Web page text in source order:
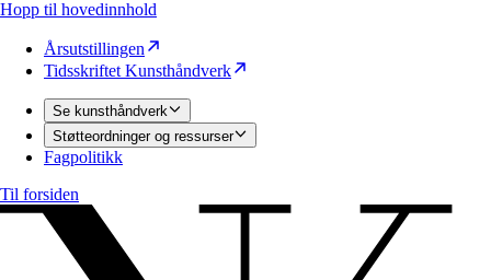
Hopp til hovedinnhold
Årsutstillingen
Tidsskriftet Kunsthåndverk
Se kunsthåndverk
Støtteordninger og ressurser
Fagpolitikk
Til forsiden